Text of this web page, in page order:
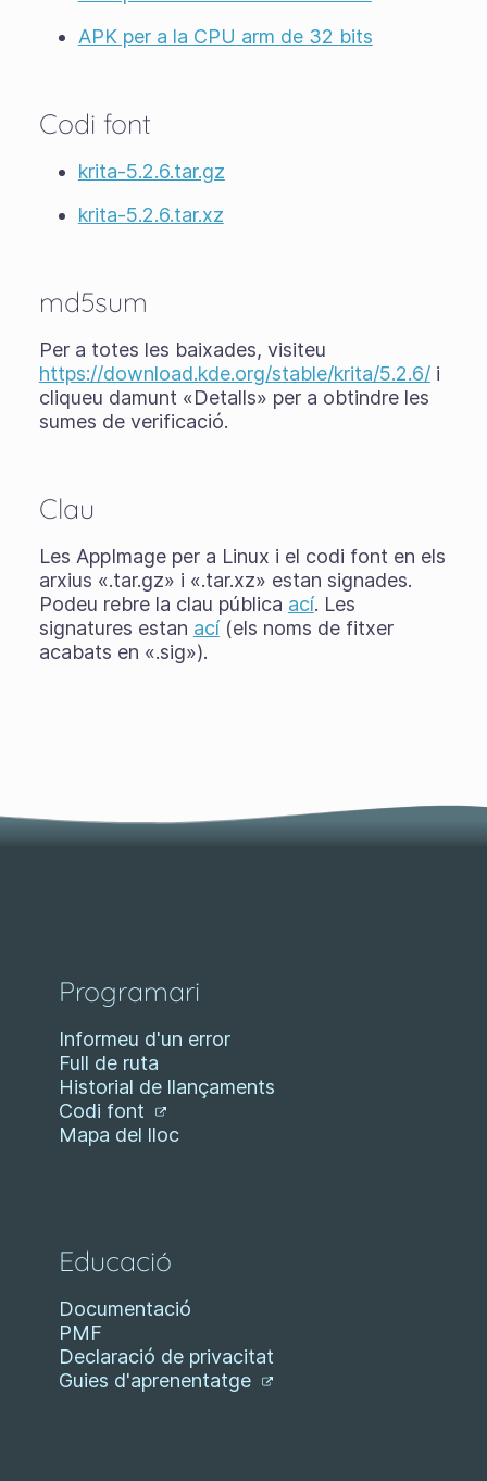
APK per a la CPU arm de 32 bits
Codi font
krita-5.2.6.tar.gz
krita-5.2.6.tar.xz
md5sum
Per a totes les baixades, visiteu
https://download.kde.org/stable/krita/5.2.6/i
cliqueu damunt «Detalls» per a obtindre les
sumes de verificació.
Clau
Les AppImage per a Linux i el codi font en els
arxius «.tar.gz» i «.tar.xz» estan signades.
Podeu rebre la clau pública ací. Les
signatures estan ací(els noms de fitxer
acabats en «.sig»).
Programari
Informeu d'un error
Full de ruta
Historial de llançaments
Codi font
Mapa del lloc
Educació
Documentació
PMF
Declaració de privacitat
Guies d'aprenentatge